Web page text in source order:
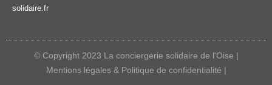
solidaire.fr
© Copyright 2023 La conciergerie solidaire de l'Oise |
Mentions légales & Politique de confidentialité |